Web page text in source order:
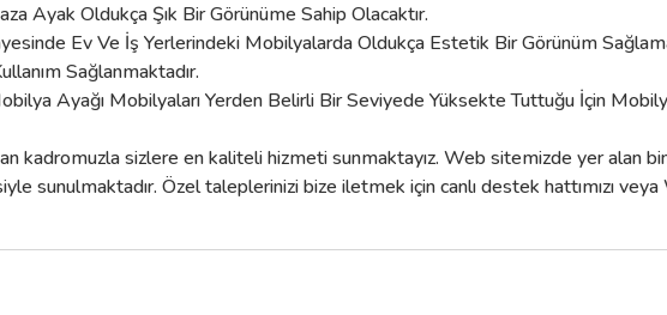
Ayak Oldukça Şık Bir Görünüme Sahip Olacaktır.
Ev Ve İş Yerlerindeki Mobilyalarda Oldukça Estetik Bir Görünüm
Sağlanmaktadır.
Ayağı Mobilyaları Yerden Belirli Bir Seviyede Yüksekte Tuttuğu İçin
kadromuzla sizlere en kaliteli hizmeti sunmaktayız. Web sitemizde yer alan
sunulmaktadır. Özel taleplerinizi bize iletmek için canlı destek hattımızı